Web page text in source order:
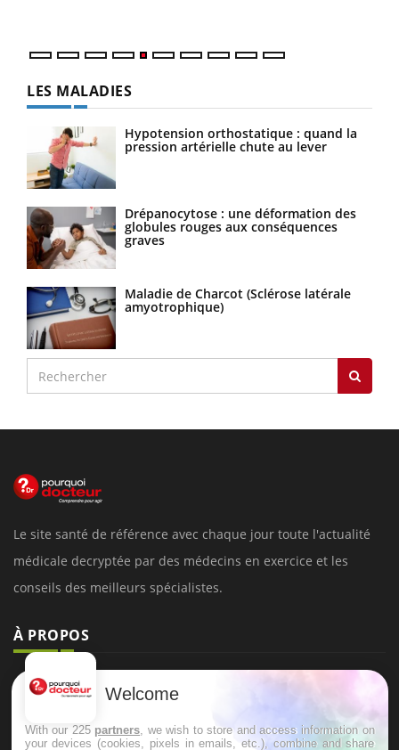
LES MALADIES
Hypotension orthostatique : quand la
pression artérielle chute au lever
Drépanocytose : une déformation des
globules rouges aux conséquences
graves
Maladie de Charcot (Sclérose latérale
amyotrophique)
Le site santé de référence avec chaque jour toute l'actualité
médicale decryptée par des médecins en exercice et les
conseils des meilleurs spécialistes.
À PROPOS
Données personnelles et cookies
Conditions d'utilisation
Welcome
With our 225 partners , we wish to store and access information on
your devices (cookies, pixels in emails, etc.), combine and share